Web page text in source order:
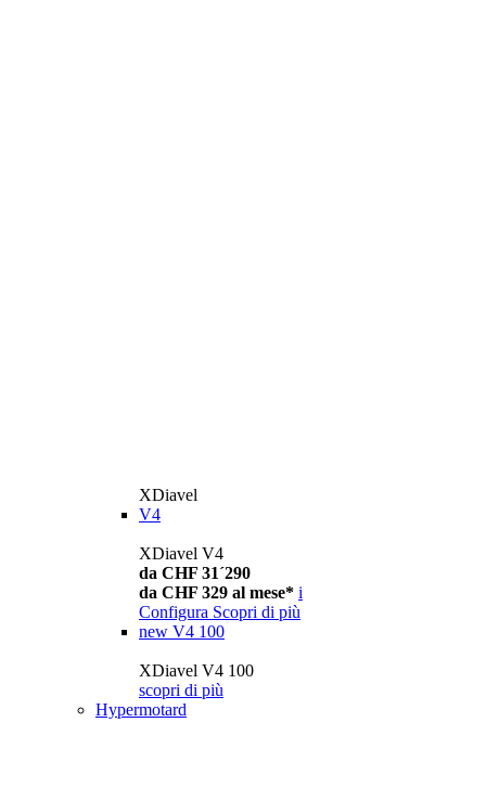
XDiavel
V4
XDiavel V4
da CHF 31´290
da CHF 329 al mese* i
Configura Scopri di più
new V4 100
XDiavel V4 100
scopri di più
Hypermotard